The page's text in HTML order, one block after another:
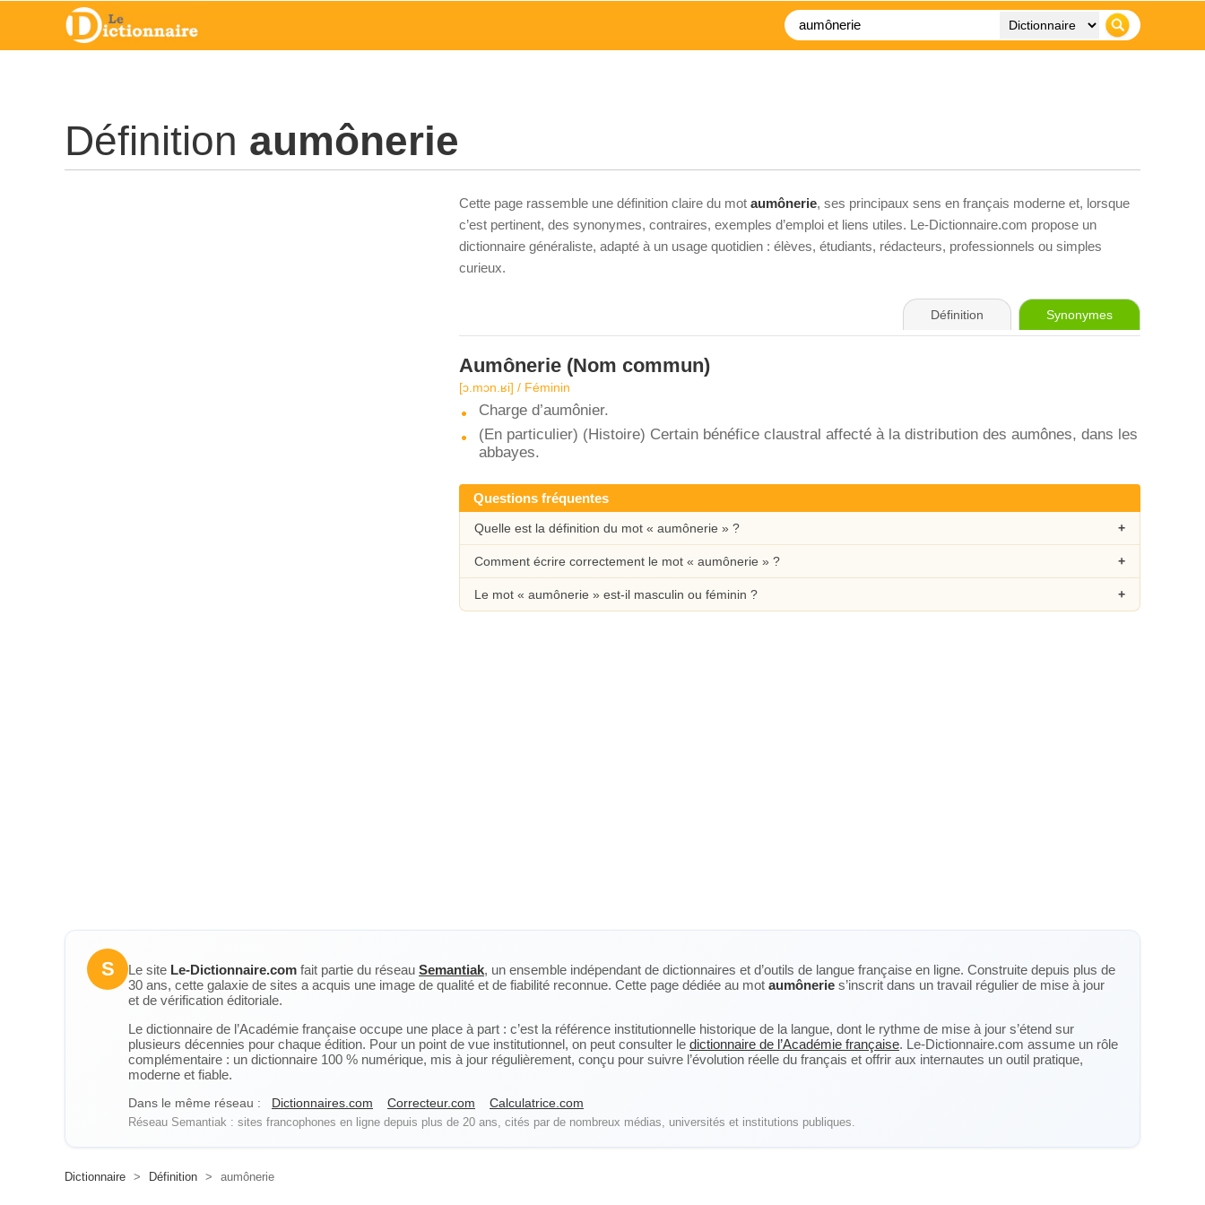
Définition aumônerie
Cette page rassemble une définition claire du mot aumônerie, ses principaux sens en français moderne et, lorsque
c’est pertinent, des synonymes, contraires, exemples d’emploi et liens utiles. Le-Dictionnaire.com propose un
dictionnaire généraliste, adapté à un usage quotidien : élèves, étudiants, rédacteurs, professionnels ou simples
curieux.
Définition Synonymes
Aumônerie (Nom commun)
[ɔ.mɔn.ʁi] / Féminin
Charge d’aumônier.
(En particulier) (Histoire) Certain bénéfice claustral affecté à la distribution des aumônes, dans les
abbayes.
Questions fréquentes
Quelle est la définition du mot « aumônerie » ?
Comment écrire correctement le mot « aumônerie » ?
Le mot « aumônerie » est-il masculin ou féminin ?
S Le site Le-Dictionnaire.com fait partie du réseau Semantiak, un ensemble indépendant de dictionnaires et d’outils de langue française en ligne. Construite depuis plus de
30 ans, cette galaxie de sites a acquis une image de qualité et de fiabilité reconnue. Cette page dédiée au mot aumônerie s’inscrit dans un travail régulier de mise à jour
et de vérification éditoriale.
Le dictionnaire de l’Académie française occupe une place à part : c’est la référence institutionnelle historique de la langue, dont le rythme de mise à jour s’étend sur
plusieurs décennies pour chaque édition. Pour un point de vue institutionnel, on peut consulter le dictionnaire de l’Académie française. Le-Dictionnaire.com assume un rôle
complémentaire : un dictionnaire 100 % numérique, mis à jour régulièrement, conçu pour suivre l’évolution réelle du français et offrir aux internautes un outil pratique,
moderne et fiable.
Dans le même réseau : Dictionnaires.com Correcteur.com Calculatrice.com
Réseau Semantiak : sites francophones en ligne depuis plus de 20 ans, cités par de nombreux médias, universités et institutions publiques.
Dictionnaire > Définition > aumônerie